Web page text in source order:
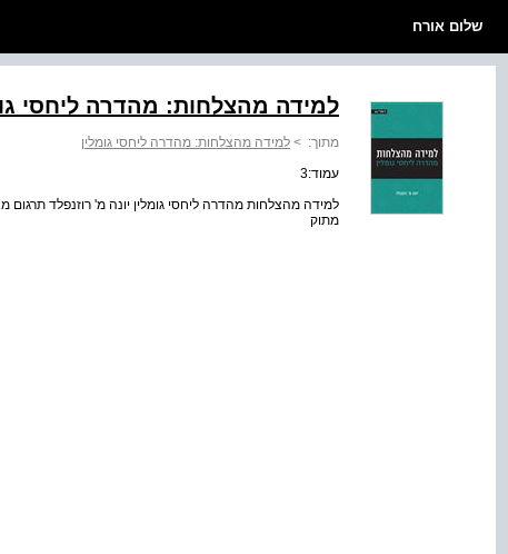
שלום אורח
למידה מהצלחות: מהדרה ליחסי
מתוך: > למידה מהצלחות: מהדרה ליחסי גומלין
עמוד:3
למידה מהצלחות מהדרה ליחסי גומלין יונה מ' רוזנפלד תרגום
מתוק